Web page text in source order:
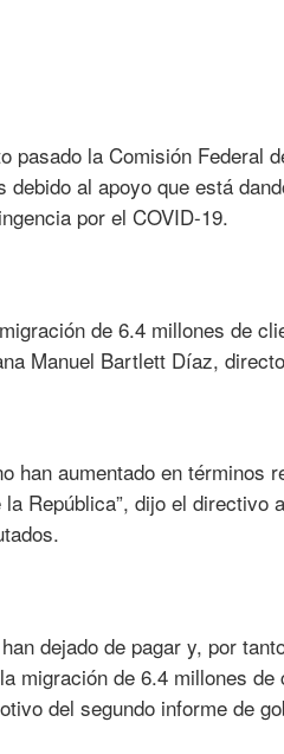
pasado la Comisión Federal
al apoyo que está
por el COVID-19.
de 6.4 millones de
Manuel Bartlett Díaz,
han aumentado en términos
República”, dijo el directivo
dejado de pagar y, por
migración de 6.4 millones de
del segundo informe de